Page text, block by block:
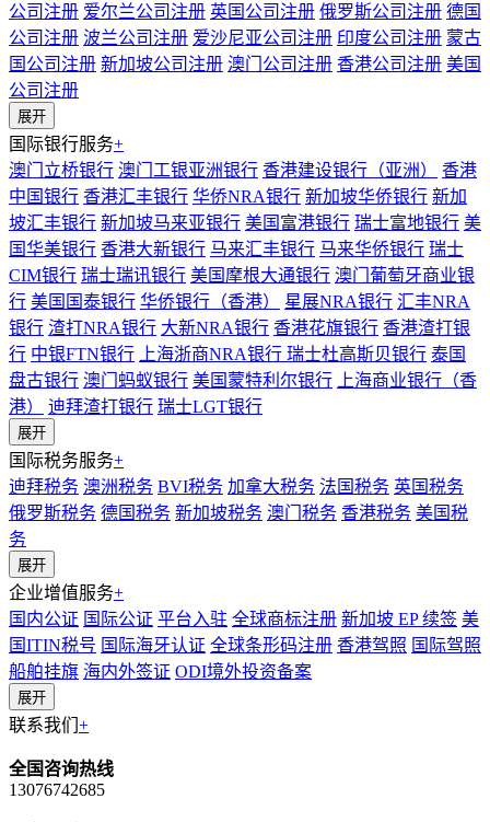
公司注册 爱尔兰公司注册 英国公司注册 俄罗斯公司注册 德国
公司注册 波兰公司注册 爱沙尼亚公司注册 印度公司注册 蒙古
国公司注册 新加坡公司注册 澳门公司注册 香港公司注册 美国
公司注册
展开
国际银行服务+
澳门立桥银行 澳门工银亚洲银行 香港建设银行（亚洲）
香港
中国银行 香港汇丰银行 华侨NRA银行 新加坡华侨银行 新加
坡汇丰银行 新加坡马来亚银行 美国富港银行 瑞士富地银行 美
国华美银行 香港大新银行 马来汇丰银行 马来华侨银行 瑞士
CIM银行 瑞士瑞讯银行 美国摩根大通银行 澳门葡萄牙商业银
行 美国国泰银行 华侨银行（香港） 星展NRA银行 汇丰NRA
银行 渣打NRA银行 大新NRA银行 香港花旗银行 香港渣打银
行 中银FTN银行 上海浙商NRA银行 瑞士杜高斯贝银行 泰国
盘古银行 澳门蚂蚁银行 美国蒙特利尔银行
上海商业银行（香
港）
迪拜渣打银行 瑞士LGT银行
展开
国际税务服务+
迪拜税务 澳洲税务 BVI税务 加拿大税务 法国税务 英国税务
俄罗斯税务 德国税务 新加坡税务 澳门税务 香港税务 美国税
务
展开
企业增值服务+
国内公证 国际公证 平台入驻 全球商标注册 新加坡 EP 续签 美
国ITIN税号 国际海牙认证 全球条形码注册 香港驾照 国际驾照
船舶挂旗 海内外签证 ODI境外投资备案
展开
联系我们 +
全国咨询热线
13076742685